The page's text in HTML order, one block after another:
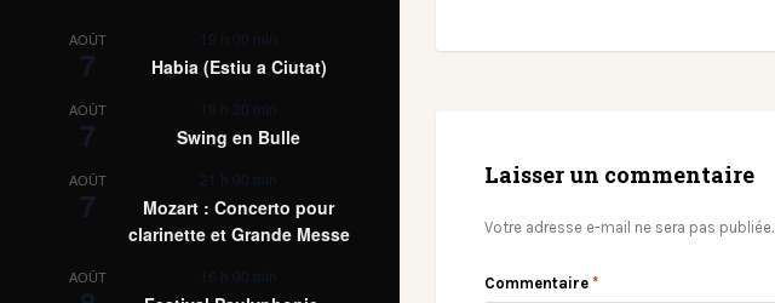
AOÛT
7
19 h 00 min
Habia (Estiu a Ciutat)
AOÛT
7
19 h 30 min
Swing en Bulle
AOÛT
7
21 h 00 min
Mozart : Concerto pour
clarinette et Grande Messe
AOÛT 16 h 00 min
Laisser un commentaire
Votre adresse e-mail ne sera pas publiée.
Commentaire *